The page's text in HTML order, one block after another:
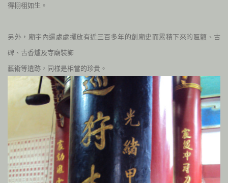
得栩栩如生。
另外，廟宇內還處處擺放有近三百多年的創廟史而累積下來的匾額、古
碑、古香爐及寺廟裝飾
藝術等遺跡，同樣是相當的珍貴。